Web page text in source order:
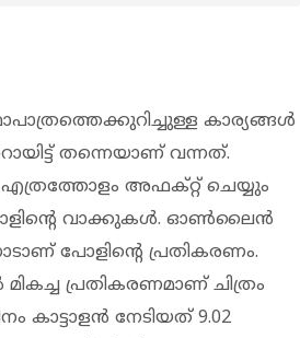
കാര്യങ്ങള്‍
തന്നെയാണ് വന്നത്.
അഫക്റ്റ് ചെയ്യും
വാക്കുകൾ. ഓണ്‍ലൈന്‍
പോളിന്‍റെ പ്രതികരണം.
പ്രതികരണമാണ് ചിത്രം
കാട്ടാളൻ നേടിയത് 9.02